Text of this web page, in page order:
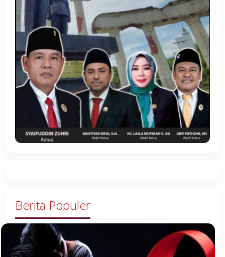
Berita Populer